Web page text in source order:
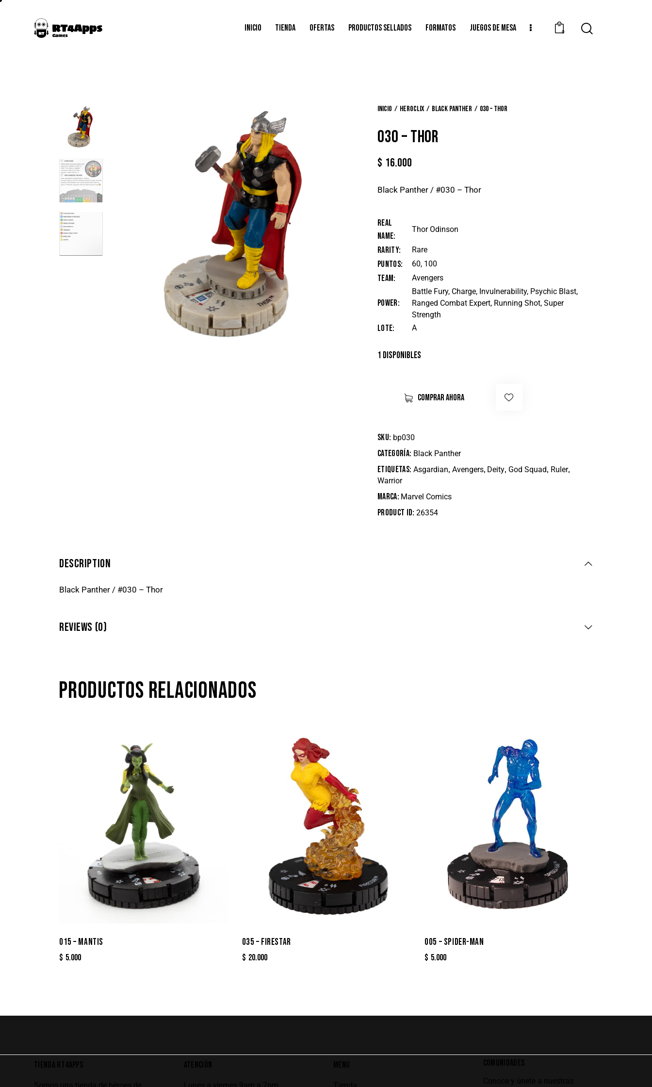
INICIO TIENDA OFERTAS PRODUCTOS SELLADOS FORMATOS JUEGOS DE MESA 0
Inicio Heroclix Black Panther 030 – Thor
030 – THOR
$ 16.000
Black Panther / #030 – Thor
Real
Name
Thor Odinson
Rarity Rare
Puntos 60, 100
Team Avengers
Power
Battle Fury, Charge, Invulnerability, Psychic Blast,
Ranged Combat Expert, Running Shot, Super
Strength
Lote A
1 disponibles
COMPRAR AHORA
SKU: bp030
Categoría: Black Panther
Etiquetas: Asgardian, Avengers, Deity, God Squad, Ruler,
Warrior
Marca: Marvel Comics
Product ID:26354
DESCRIPTION
Black Panther / #030 – Thor
REVIEWS (0)
PRODUCTOS RELACIONADOS
015 – MANTIS
$ 5.000
035 – FIRESTAR
$ 20.000
005 – SPIDER-MAN
$ 5.000